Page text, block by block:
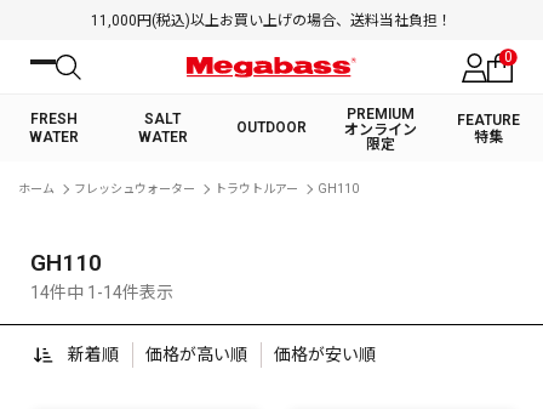
11,000円(税込)以上お買い上げの場合、送料当社負担！
0
FRESH
WATER
SALT
WATER
OUTDOOR
PREMIUM
オンライン
限定
FEATURE
特集
絞り込み検索
ホーム フレッシュウォーター トラウトルアー GH110
GH110
14件中 1-14件表示
新着順 価格が高い順 価格が安い順